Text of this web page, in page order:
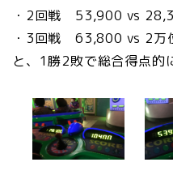
・2回戦 53,900 vs
・3回戦 63,800 vs 2万
と、1勝2敗で総合得点的